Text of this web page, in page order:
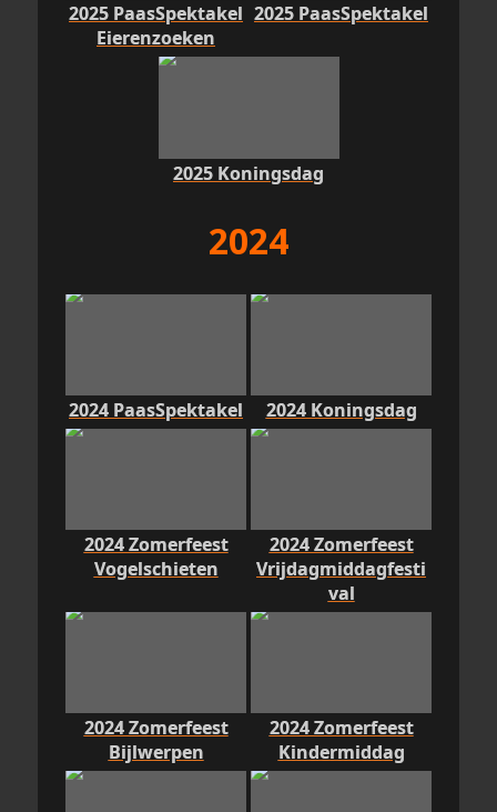
2025 PaasSpektakel
Eierenzoeken
2025 PaasSpektakel
2025 Koningsdag
2024
2024 PaasSpektakel 2024 Koningsdag
2024 Zomerfeest
Vogelschieten
2024 Zomerfeest
Vrijdagmiddagfesti
val
2024 Zomerfeest
Bijlwerpen
2024 Zomerfeest
Kindermiddag